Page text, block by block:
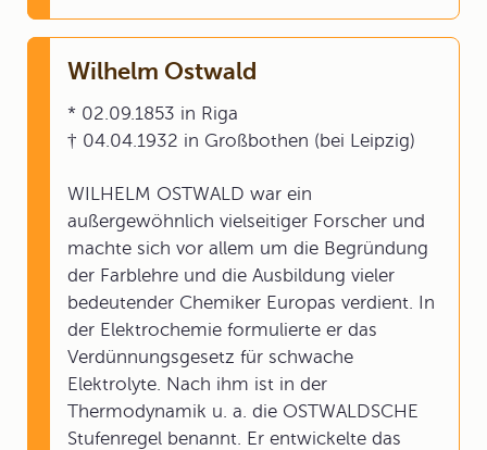
Wilhelm Ostwald
* 02.09.1853 in Riga
† 04.04.1932 in Großbothen (bei Leipzig)
WILHELM OSTWALD war ein
außergewöhnlich vielseitiger Forscher und
machte sich vor allem um die Begründung
der Farblehre und die Ausbildung vieler
bedeutender Chemiker Europas verdient. In
der Elektrochemie formulierte er das
Verdünnungsgesetz für schwache
Elektrolyte. Nach ihm ist in der
Thermodynamik u. a. die OSTWALDSCHE
Stufenregel benannt. Er entwickelte das